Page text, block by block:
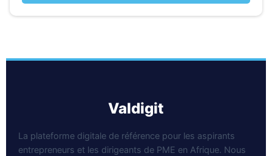
valdigit
La plateforme digitale de référence pour les aspirants
entrepreneurs et les dirigeants de PME en Afrique. Nous